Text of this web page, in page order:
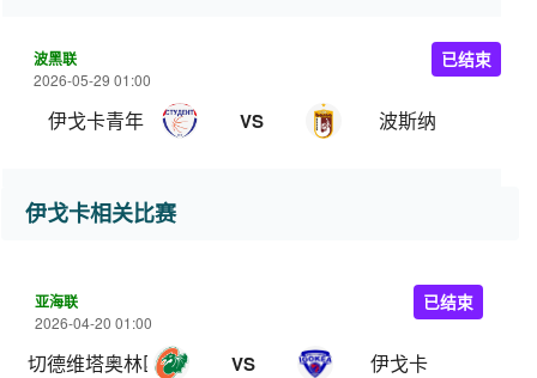
波黑联
2026-05-29 01:00
伊戈卡青年 VS 波斯纳
已结束
伊戈卡相关比赛
亚海联
2026-04-20 01:00
切德维塔奥林匹亚 VS 伊戈卡
已结束